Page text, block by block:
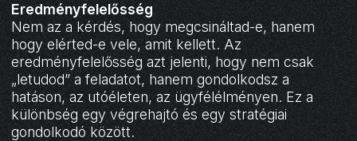
Eredményfelelősség
Nem az a kérdés, hogy megcsináltad-e, hanem
hogy elérted-e vele, amit kellett. Az
eredményfelelősség azt jelenti, hogy nem csak
„letudod” a feladatot, hanem gondolkodsz a
hatáson, az utóéleten, az ügyfélélményen. Ez a
különbség egy végrehajtó és egy stratégiai
gondolkodó között.